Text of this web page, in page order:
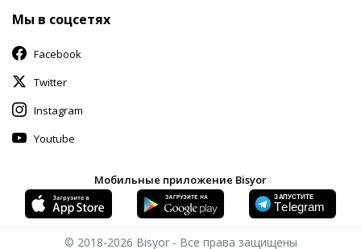
Мы в соцсетях
Facebook
Twitter
Instagram
Youtube
Мобильные приложение Bisyor
© 2018-2026 Bisyor - Все права защищены